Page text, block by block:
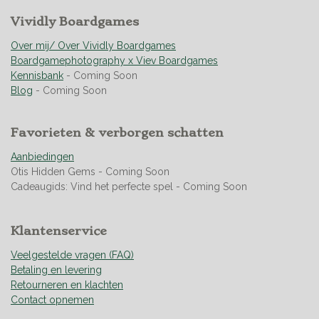
n
g
:
4
.
9
3
4
9
9
1
s
t
r r
r
e
n
r
r
e
n
r
r
e
n
r
r
e
n
n
Vividly Boardgames
Over mij/ Over Vividly Boardgames
Boardgamephotography x Viev Boardgames
Kennisbank - Coming Soon
Blog - Coming Soon
Favorieten & verborgen schatten
Aanbiedingen
Otis Hidden Gems - Coming Soon
Cadeaugids: Vind het perfecte spel - Coming Soon
Klantenservice
Veelgestelde vragen (FAQ)
Betaling en levering
Retourneren en klachten
Contact opnemen